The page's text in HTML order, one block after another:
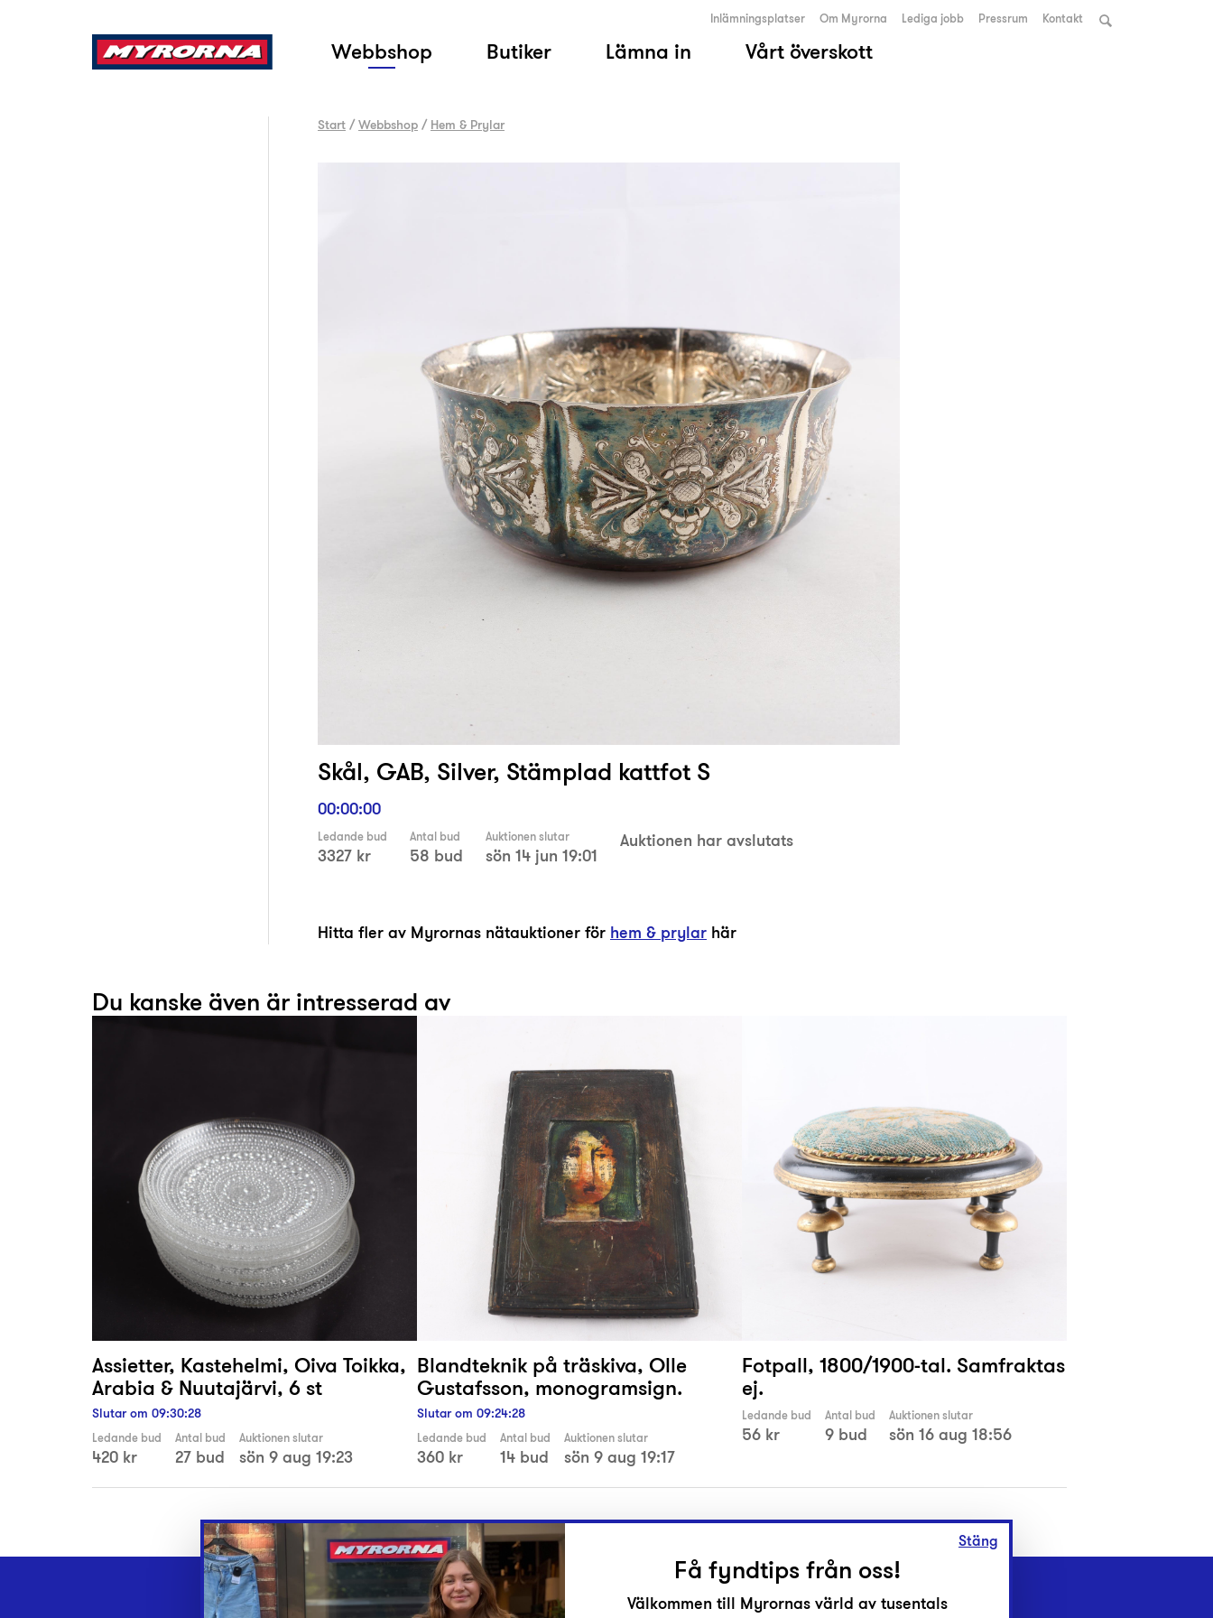
Webbshop Butiker Lämna in Vårt överskott
Inlämningsplatser Om Myrorna Lediga jobb Pressrum Kontakt
Start /Webbshop / Hem & Prylar
Skål, GAB, Silver, Stämplad kattfot S
00:00:00
Ledande bud
3327 kr
Antal bud
58 bud
Auktionen slutar
sön 14 jun 19:01
Auktionen har avslutats
Hitta fler av Myrornas nätauktioner för hem & prylar här
Du kanske även är intresserad av
Assietter, Kastehelmi, Oiva Toikka,
Arabia & Nuutajärvi, 6 st
Slutar om 09:30:27
Ledande bud
420 kr
Antal bud
27 bud
Auktionen slutar
sön 9 aug 19:23
Blandteknik på träskiva, Olle
Gustafsson, monogramsign.
Slutar om 09:24:27
Ledande bud
360 kr
Antal bud
14 bud
Auktionen slutar
sön 9 aug 19:17
Fotpall, 1800/1900-tal. Samfraktas
ej.
Ledande bud
56 kr
Antal bud
9 bud
Auktionen slutar
sön 16 aug 18:56
Stäng
Få fyndtips från oss!
Välkommen till Myrornas värld av tusentals